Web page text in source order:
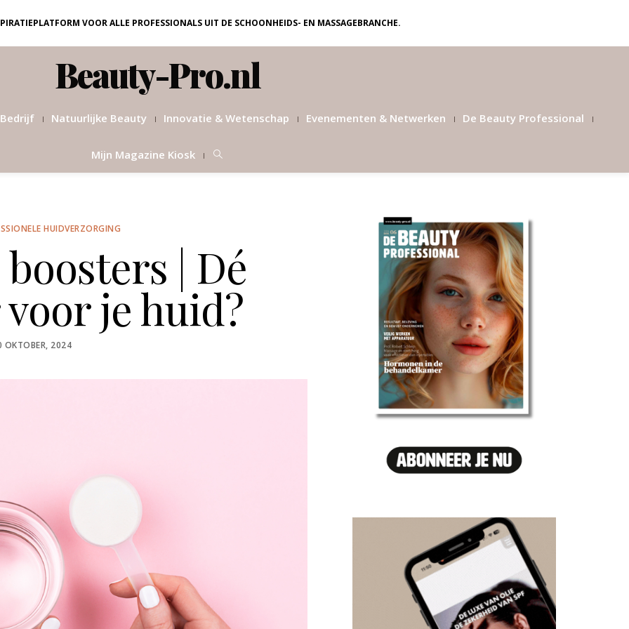
VOOR ALLE PROFESSIONALS UIT DE SCHOONHEIDS- EN MASSAGEBRANCHE.
Beauty-Pro.nl
Natuurlijke Beauty Innovatie & Wetenschap Evenementen & Netwerken De Beauty Professional
Mijn Magazine Kiosk
HUIDVERZORGING
| Dé
je huid?
OKTOBER, 2024